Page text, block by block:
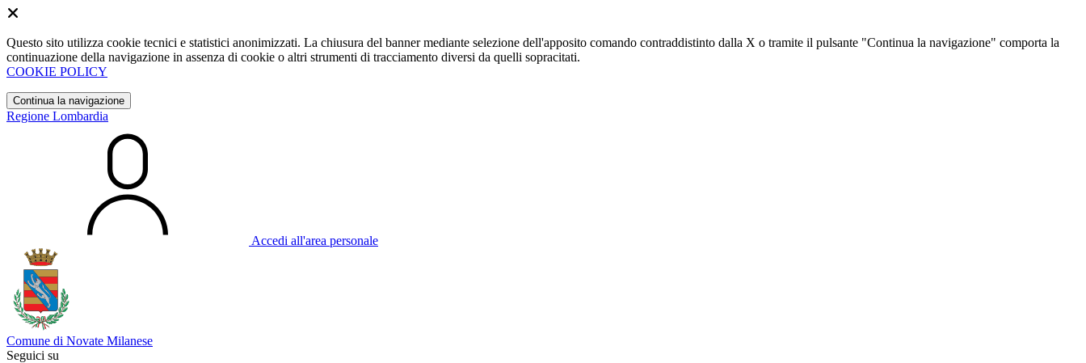
Questo sito utilizza cookie tecnici e statistici anonimizzati. La chiusura del banner mediante selezione dell'apposito comando contraddistinto dalla X o tramite il pulsante "Continua la navigazione" comporta la
continuazione della navigazione in assenza di cookie o altri strumenti di tracciamento diversi da quelli sopracitati.
COOKIE POLICY
Continua la navigazione
Regione Lombardia
Accedi all'area personale
Comune di Novate Milanese
Seguici su